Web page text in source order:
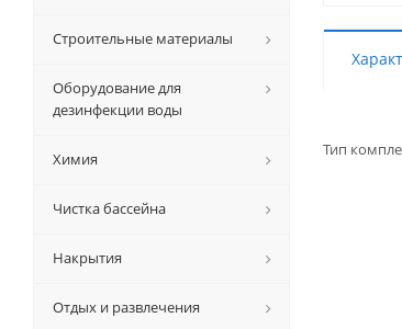
Тип
Строительные материалы
Оборудование для
дезинфекции воды
Химия
Чистка бассейна
Накрытия
Отдых и развлечения